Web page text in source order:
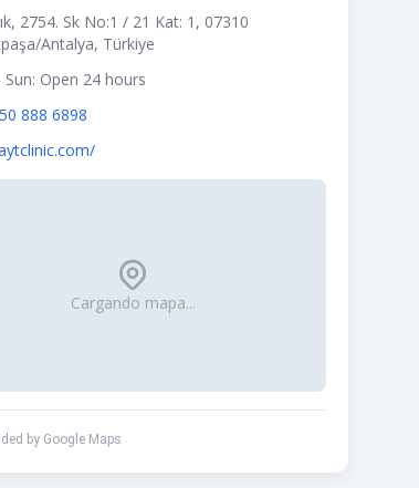
2754. Sk No:1 / 21 Kat: 1, 07310
Antalya, Türkiye
Open 24 hours
888 6898
Cargando mapa...
by Google Maps